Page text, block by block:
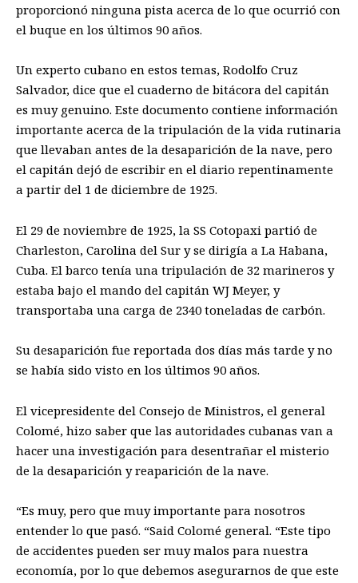
proporcionó ninguna pista acerca de lo que ocurrió con
el buque en los últimos 90 años.
Un experto cubano en estos temas, Rodolfo Cruz
Salvador, dice que el cuaderno de bitácora del capitán
es muy genuino. Este documento contiene información
importante acerca de la tripulación de la vida rutinaria
que llevaban antes de la desaparición de la nave, pero
el capitán dejó de escribir en el diario repentinamente
a partir del 1 de diciembre de 1925.
El 29 de noviembre de 1925, la SS Cotopaxi partió de
Charleston, Carolina del Sur y se dirigía a La Habana,
Cuba. El barco tenía una tripulación de 32 marineros y
estaba bajo el mando del capitán WJ Meyer, y
transportaba una carga de 2340 toneladas de carbón.
Su desaparición fue reportada dos días más tarde y no
se había sido visto en los últimos 90 años.
El vicepresidente del Consejo de Ministros, el general
Colomé, hizo saber que las autoridades cubanas van a
hacer una investigación para desentrañar el misterio
de la desaparición y reaparición de la nave.
“Es muy, pero que muy importante para nosotros
entender lo que pasó. “Said Colomé general. “Este tipo
de accidentes pueden ser muy malos para nuestra
economía, por lo que debemos asegurarnos de que este